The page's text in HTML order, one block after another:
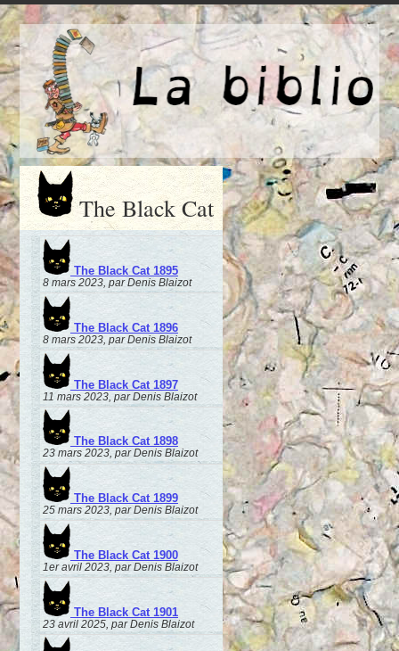
The Black Cat
The Black Cat 1895
8 mars 2023, par Denis Blaizot
The Black Cat 1896
8 mars 2023, par Denis Blaizot
The Black Cat 1897
11 mars 2023, par Denis Blaizot
The Black Cat 1898
23 mars 2023, par Denis Blaizot
The Black Cat 1899
25 mars 2023, par Denis Blaizot
The Black Cat 1900
1er avril 2023, par Denis Blaizot
The Black Cat 1901
23 avril 2025, par Denis Blaizot